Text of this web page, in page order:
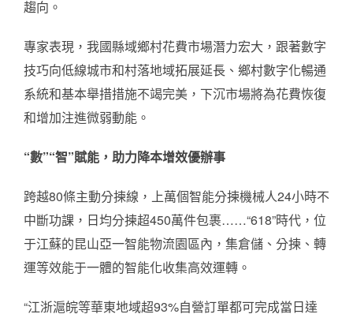
趨向。
專家表現，我國縣域鄉村花費市場潛力宏大，跟著數字
技巧向低線城市和村落地域拓展延長、鄉村數字化暢通
系統和基本舉措措施不竭完美，下沉市場將為花費恢復
和增加注進微弱動能。
“數”“智”賦能，助力降本增效優辦事
跨越80條主動分揀線，上萬個智能分揀機械人24小時不
中斷功課，日均分揀超450萬件包裹……“618”時代，位
于江蘇的昆山亞一智能物流園區內，集倉儲、分揀、轉
運等效能于一體的智能化收集高效運轉。
“江浙滬皖等華東地域超93%自營訂單都可完成當日達